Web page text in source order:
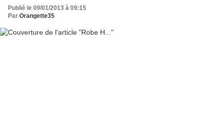
Publié le 09/01/2013 à 09:15
Par Orangette35